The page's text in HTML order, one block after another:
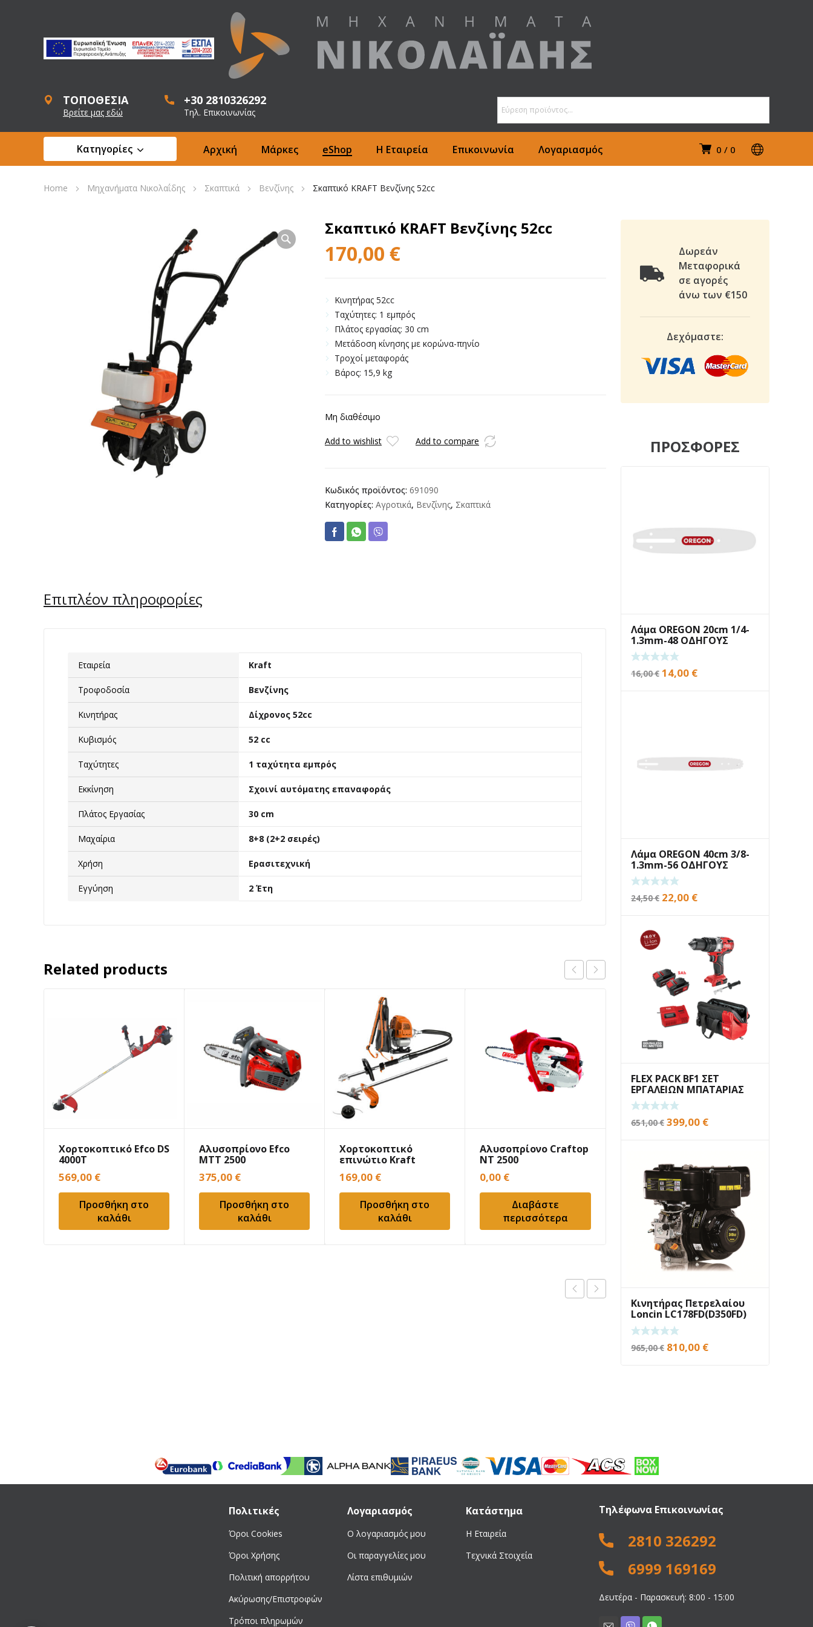
ΤΟΠΟΘΕΣΙΑ
Βρείτε μας εδώ
+30 2810326292
Τηλ. Επικοινωνίας
0 0
Κατηγορίες Αρχική Μάρκες eShop Η Εταιρεία Επικοινωνία Λογαριασμός
Home Μηχανήματα Νικολαΐδης Σκαπτικά Βενζίνης Σκαπτικό KRAFT Βενζίνης 52cc
Σκαπτικό KRAFT Βενζίνης 52cc
170,00 €
Κινητήρας 52cc
Ταχύτητες: 1 εμπρός
Πλάτος εργασίας: 30 cm
Μετάδοση κίνησης με κορώνα-πηνίο
Τροχοί μεταφοράς
Βάρος: 15,9 kg
Μη διαθέσιμο
Add to wishlist Add to compare
Κωδικός προϊόντος: 691090
Κατηγορίες: Αγροτικά, Βενζίνης, Σκαπτικά
Επιπλέον πληροφορίες
Εταιρεία Kraft
Τροφοδοσία Βενζίνης
Κινητήρας Δίχρονος 52cc
Κυβισμός 52 cc
Ταχύτητες 1 ταχύτητα εμπρός
Εκκίνηση Σχοινί αυτόματης επαναφοράς
Πλάτος Εργασίας 30 cm
Μαχαίρια 8+8 (2+2 σειρές)
Χρήση Ερασιτεχνική
Εγγύηση 2 Έτη
Related products
Χορτοκοπτικό Efco DS
4000T
569,00 €
Προσθήκη στο
καλάθι
Αλυσοπρίονο Efco
MTT 2500
375,00 €
Προσθήκη στο
καλάθι
Χορτοκοπτικό
επινώτιο Kraft
691055
169,00 €
Προσθήκη στο
καλάθι
Αλυσοπρίονο Craftop
NT 2500
0,00 €
Διαβάστε
περισσότερα
389,00€
Προσθήκη στο
καλάθι
Δωρεάν
Μεταφορικά
σε αγορές
άνω των €150
Δεχόμαστε:
ΠΡΟΣΦΟΡΕΣ
Λάμα OREGON 20cm 1/4-
1.3mm-48 ΟΔΗΓΟΥΣ
16,00€ Original
14,00 €Η
Λάμα OREGON 40cm 3/8-
1.3mm-56 ΟΔΗΓΟΥΣ
24,50€ Original
24,50 €.
22,00 €Η
είναι:
22,00 €.
FLEX PACK BF1 ΣΕΤ
ΕΡΓΑΛΕΙΩΝ ΜΠΑΤΑΡΙΑΣ
651,00€ Original
651,00 €.
399,00 €Η
είναι:
399,00 €.
Κινητήρας Πετρελαίου
Loncin LC178FD(D350FD)
6,7Hp Σφήνα
965,00€ Original
810,00 €Η
Πολιτικές
Όροι Cookies
Όροι Χρήσης
Πολιτική απορρήτου
Ακύρωσης/Επιστροφών
Τρόποι πληρωμών
Λογαριασμός
Ο λογαριασμός μου
Οι παραγγελίες μου
Λίστα επιθυμιών
Κατάστημα
Η Εταιρεία
Τεχνικά Στοιχεία
Τηλέφωνα Επικοινωνίας
2810 326292
6999 169169
Δευτέρα - Παρασκευή: 8:00 - 15:00